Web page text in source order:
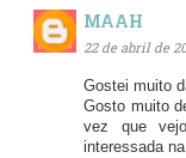
MAAH
22 de abril de
Gostei muito
Gosto muito
vez que
interessada